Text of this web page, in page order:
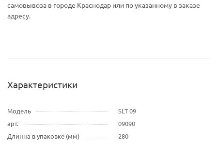
самовывоза в городе Краснодар или по указанному в заказе
адресу.
Характеристики
Модель
SLT 09
арт.
09090
Длинна в упаковке (мм)
280